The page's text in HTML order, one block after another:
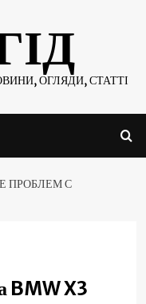
ОГЛЯДИ, СТАТТІ
ПРОБЛЕМ С
BMW X3